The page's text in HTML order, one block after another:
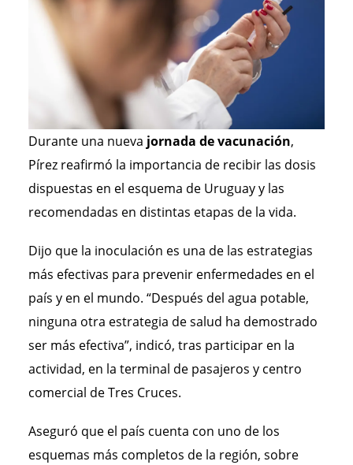
Durante una nueva jornada de vacunación,
Pírez reafirmó la importancia de recibir las dosis
dispuestas en el esquema de Uruguay y las
recomendadas en distintas etapas de la vida.
Dijo que la inoculación es una de las estrategias
más efectivas para prevenir enfermedades en el
país y en el mundo. “Después del agua potable,
ninguna otra estrategia de salud ha demostrado
ser más efectiva”, indicó, tras participar en la
actividad, en la terminal de pasajeros y centro
comercial de Tres Cruces.
Aseguró que el país cuenta con uno de los
esquemas más completos de la región, sobre